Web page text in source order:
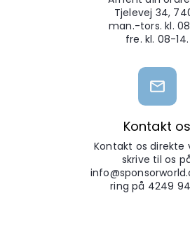
Tjelevej 34,
man.-tors. kl.
fre. kl. 08-14.
Kontakt os
Kontakt os direkte
skrive til os
ring på 4249